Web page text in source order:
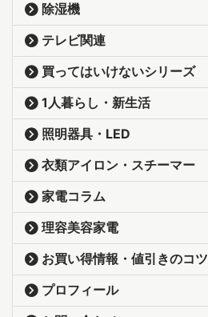
除湿機
テレビ関連
買ってはいけないシリーズ
1人暮らし・新生活
照明器具・LED
衣類アイロン・スチーマー
家電コラム
理容美容家電
お買い得情報・値引きのコツ
プロフィール